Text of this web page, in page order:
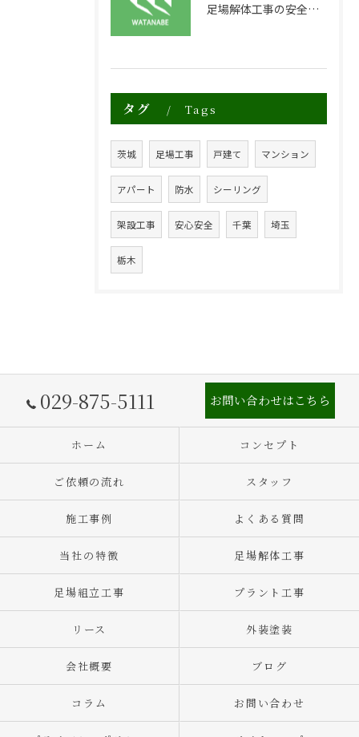
足場解体工事の安全性と効率化のポイント
タグ Tags
茨城 足場工事 戸建て マンション
アパート 防水 シーリング
架設工事 安心安全 千葉 埼玉
栃木
029-875-5111 お問い合わせはこちら
ホーム コンセプト
ご依頼の流れ スタッフ
施工事例 よくある質問
当社の特徴 足場解体工事
足場組立工事 プラント工事
リース 外装塗装
会社概要 ブログ
コラム お問い合わせ